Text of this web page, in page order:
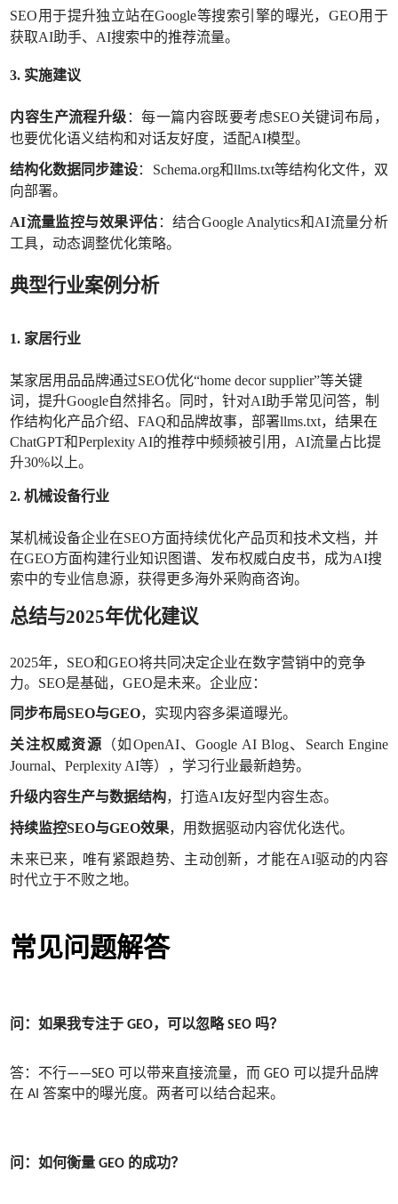
SEO用于提升独立站在Google等搜索引擎的曝光，GEO用于
获取AI助手、AI搜索中的推荐流量。
3. 实施建议
内容生产流程升级 ：每一篇内容既要考虑SEO关键词布局，
也要优化语义结构和对话友好度，适配AI模型。
结构化数据同步建设： Schema.org和llms.txt等结构化文件，双
向部署。
AI流量监控与效果评估 ：结合Google Analytics和AI流量分析
工具，动态调整优化策略。
典型行业案例分析
1. 家居行业
某家居用品品牌通过SEO优化“home decor supplier”等关键
词，提升Google自然排名。同时，针对AI助手常见问答，制
作结构化产品介绍、FAQ和品牌故事，部署llms.txt，结果在
ChatGPT和Perplexity AI的推荐中频频被引用，AI流量占比提
升30%以上。
2. 机械设备行业
某机械设备企业在SEO方面持续优化产品页和技术文档，并
在GEO方面构建行业知识图谱、发布权威白皮书，成为AI搜
索中的专业信息源，获得更多海外采购商咨询。
总结与2025年优化建议
2025年，SEO和GEO将共同决定企业在数字营销中的竞争
力。SEO是基础，GEO是未来。企业应：
同步布局SEO与GEO，实现内容多渠道曝光。
关注权威资源 （如 OpenAI、Google AI Blog、Search Engine
Journal、Perplexity AI等），学习行业最新趋势。
升级内容生产与数据结构，打造AI友好型内容生态。
持续监控SEO与GEO效果，用数据驱动内容优化迭代。
未来已来，唯有紧跟趋势、主动创新，才能在AI驱动的内容
时代立于不败之地。
常见问题解答
问：如果我专注于 GEO，可以忽略 SEO 吗？
答：不行——SEO 可以带来直接流量，而 GEO 可以提升品牌
在 AI 答案中的曝光度。两者可以结合起来。
问：如何衡量 GEO 的成功？